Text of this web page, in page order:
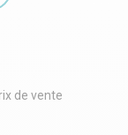
de vente